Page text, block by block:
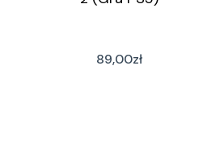
89,00zł